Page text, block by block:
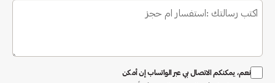
نعم، يمكنكم الاتصال بي عبر الواتساب إن أمكن